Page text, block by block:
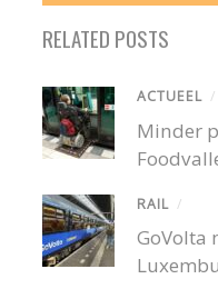
RELATED POSTS
ACTUEEL /
Minder
RAIL /
GoVolta